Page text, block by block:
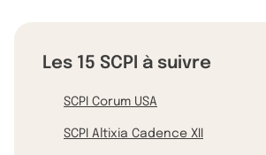
Les 15 SCPI à suivre
SCPI Corum USA
SCPI Altixia Cadence XII